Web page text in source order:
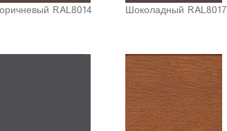
RAL8014 Шоколадный RAL8017